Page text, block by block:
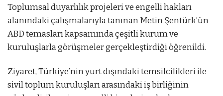
Toplumsal duyarlılık projeleri ve engelli hakları
alanındaki çalışmalarıyla tanınan Metin Şentürk’ün
ABD temasları kapsamında çeşitli kurum ve
kuruluşlarla görüşmeler gerçekleştirdiği öğrenildi.
Ziyaret, Türkiye’nin yurt dışındaki temsilcilikleri ile
sivil toplum kuruluşları arasındaki iş birliğinin